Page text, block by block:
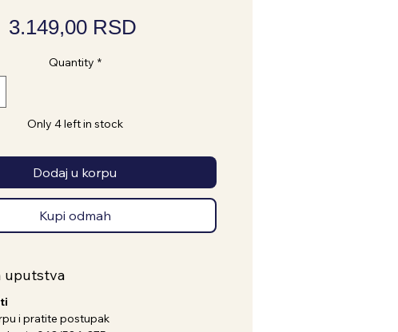
3.149,00 RSD
Quantity *
Only 4 left in stock
Dodaj u korpu
Kupi odmah
uputstva
i pratite postupak